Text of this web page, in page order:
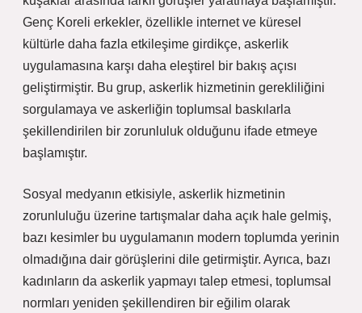
Genç Koreli erkekler, özellikle internet ve küresel
kültürle daha fazla etkileşime girdikçe, askerlik
uygulamasına karşı daha eleştirel bir bakış açısı
geliştirmiştir. Bu grup, askerlik hizmetinin gerekliliğini
sorgulamaya ve askerliğin toplumsal baskılarla
şekillendirilen bir zorunluluk olduğunu ifade etmeye
başlamıştır.
Sosyal medyanın etkisiyle, askerlik hizmetinin
zorunluluğu üzerine tartışmalar daha açık hale gelmiş,
bazı kesimler bu uygulamanın modern toplumda yerinin
olmadığına dair görüşlerini dile getirmiştir. Ayrıca, bazı
kadınların da askerlik yapmayı talep etmesi, toplumsal
normları yeniden şekillendiren bir eğilim olarak